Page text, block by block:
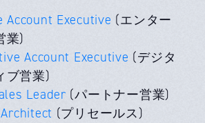
Account Executive (エンター
業)
Account Executive (デジタ
ブ営業)
Leader (パートナー営業)
(プリセールス)